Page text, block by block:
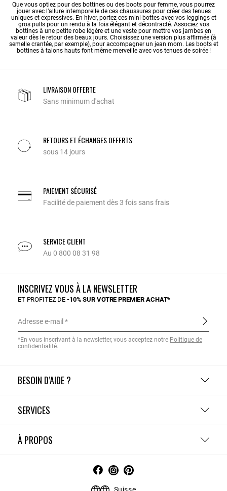
Que vous optiez pour des bottines ou des boots pour femme, vous pourrez
jouer avec l’allure intemporelle de ces chaussures pour créer des tenues
uniques et expressives. En hiver, portez ces mini-bottes avec vos leggings et
gros pulls pour un rendu à la fois élégant et décontracté. Associez vos
bottines à une petite robe légère et une veste pour mettre vos jambes en
valeur dès le retour des beaux jours. Choisissez une version plus affirmée (à
semelle crantée, par exemple), pour accompagner un jean mom. Les boots et
bottines à talons hauts font même merveille avec vos tenues de soirée !
LIVRAISON OFFERTE
Sans minimum d'achat
RETOURS ET ÉCHANGES OFFERTS
sous 14 jours
PAIEMENT SÉCURISÉ
Facilité de paiement dès 3 fois sans frais
SERVICE CLIENT
Au 0 800 08 31 98
BESOIN D’AIDE ?
SERVICES
À PROPOS
INSCRIVEZ VOUS À LA NEWSLETTER
ET PROFITEZ DE-10% SUR VOTRE PREMIER ACHAT*
Adresse e-mail
*En vous inscrivant à la newsletter, vous acceptez notre Politique de
confidentialité.